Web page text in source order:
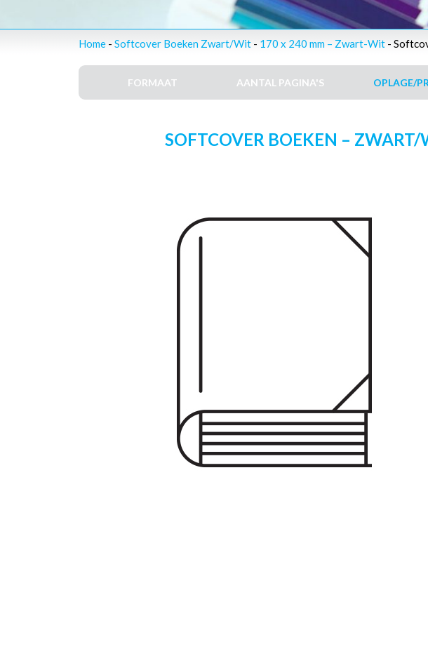
Home - Softcover Boeken Zwart/Wit - 170 x 240 mm – Zwart-Wit -
FORMAAT AANTAL PAGINA'S OPLAGE/
SOFTCOVER BOEKEN –